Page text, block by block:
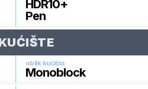
HDR10+
Pen
oblik kućišta
Monoblock